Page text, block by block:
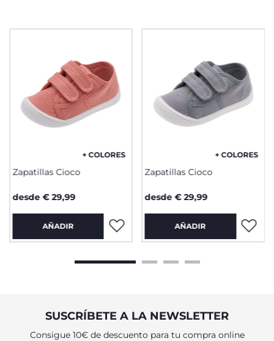
+ COLORES
Zapatillas Cioco
desde € 29,99
AÑADIR
+ COLORES
Zapatillas Cioco
desde € 29,99
AÑADIR
SUSCRÍBETE A LA NEWSLETTER
Consigue 10€ de descuento para tu compra online